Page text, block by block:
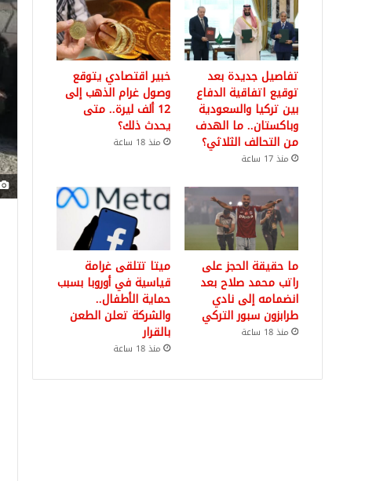
تفاصيل جديدة بعد
توقيع اتفاقية الدفاع
بين تركيا والسعودية
وباكستان.. ما الهدف
من التحالف الثلاثي؟
منذ 17 ساعة
خبير اقتصادي يتوقع
وصول غرام الذهب إلى
12 ألف ليرة.. متى
يحدث ذلك؟
منذ 18 ساعة
ما حقيقة الحجز على
راتب محمد صلاح بعد
انضمامه إلى نادي
طرابزون سبور التركي
منذ 18 ساعة
ميتا تتلقى غرامة
قياسية في أوروبا بسبب
حماية الأطفال..
والشركة تعلن الطعن
بالقرار
منذ 18 ساعة